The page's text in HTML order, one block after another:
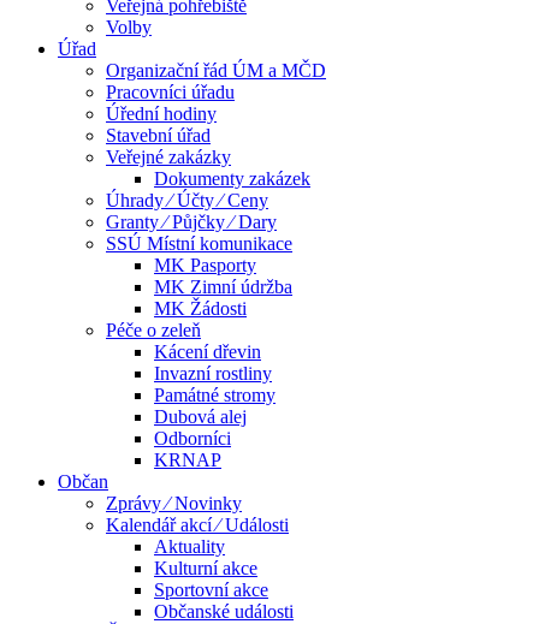
Veřejná pohřebiště
Volby
Úřad
Organizační řád ÚM a MČD
Pracovníci úřadu
Úřední hodiny
Stavební úřad
Veřejné zakázky
Dokumenty zakázek
Úhrady ⁄ Účty ⁄ Ceny
Granty ⁄ Půjčky ⁄ Dary
SSÚ Místní komunikace
MK Pasporty
MK Zimní údržba
MK Žádosti
Péče o zeleň
Kácení dřevin
Invazní rostliny
Památné stromy
Dubová alej
Odborníci
KRNAP
Občan
Zprávy ⁄ Novinky
Kalendář akcí ⁄ Události
Aktuality
Kulturní akce
Sportovní akce
Občanské události